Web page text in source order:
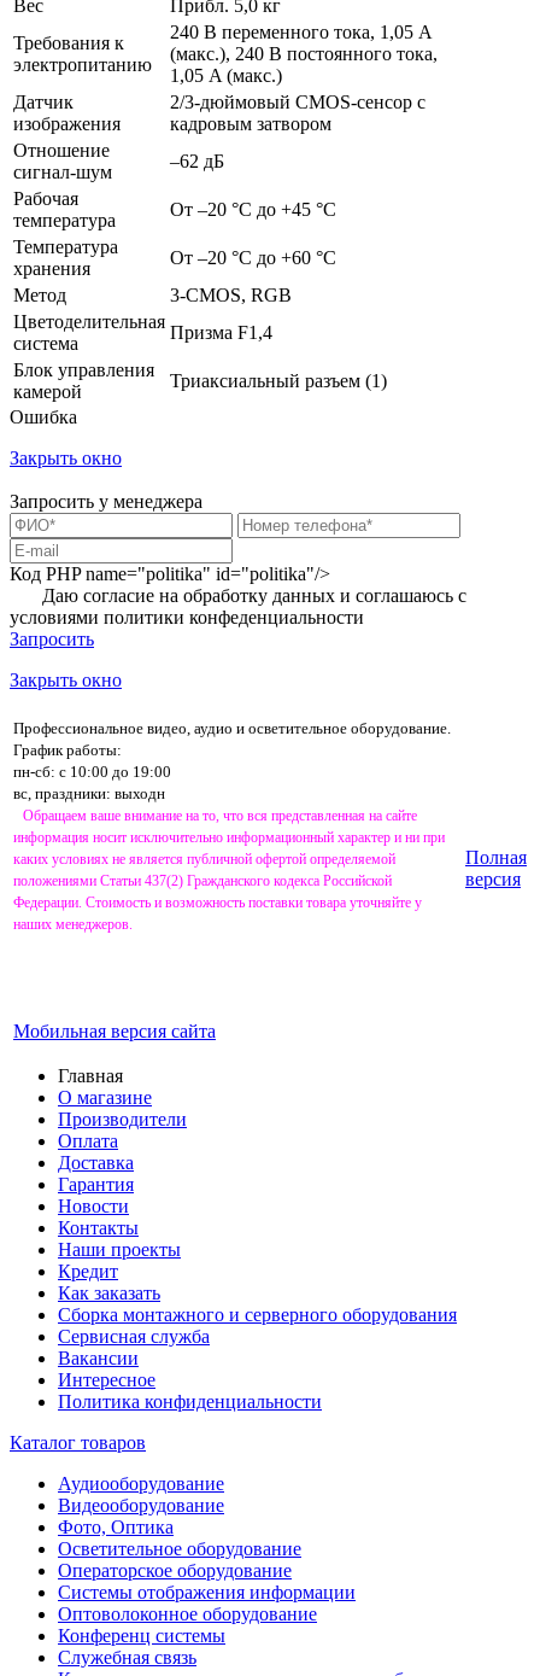
Вес
Прибл. 5,0 кг
Требования к
электропитанию
240 В переменного тока, 1,05 A
(макс.), 240 В постоянного тока,
1,05 A (макс.)
Датчик
изображения
2/3-дюймовый CMOS-сенсор с
кадровым затвором
Отношение
сигнал-шум
–62 дБ
Рабочая
температура
От –20 °C до +45 °C
Температура
хранения
От –20 °C до +60 °C
Метод
3-CMOS, RGB
Цветоделительная
система
Призма F1,4
Блок управления
камерой
Триаксиальный разъем (1)
Ошибка
Закрыть окно
Запросить у менеджера
Код PHPname="politika" id="politika"/>
Даю согласие на обработку данных и соглашаюсь с
условиями политики конфеденциальности
Запросить
Закрыть окно
Профессиональное видео, аудио и осветительное оборудование.
График работы:
пн-сб: с 10:00 до 19:00
вс, праздники: выходн
Обращаем ваше внимание на то, что вся представленная на сайте
информация носит исключительно информационный характер и ни при
каких условиях не является публичной офертой определяемой
положениями Статьи 437(2) Гражданского кодекса Российской
Федерации. Стоимость и возможность поставки товара уточняйте у
наших менеджеров.
Мобильная версия сайта
Полная
версия
Главная
О магазине
Производители
Оплата
Доставка
Гарантия
Новости
Контакты
Наши проекты
Кредит
Как заказать
Сборка монтажного и серверного оборудования
Сервисная служба
Вакансии
Интересное
Политика конфиденциальности
Каталог товаров
Аудиооборудование
Видеооборудование
Фото, Оптика
Осветительное оборудование
Операторское оборудование
Системы отображения информации
Оптоволоконное оборудование
Конференц системы
Служебная связь